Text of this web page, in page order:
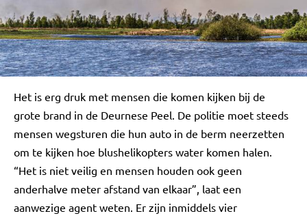
Het is erg druk met mensen die komen kijken bij de
grote brand in de Deurnese Peel. De politie moet steeds
mensen wegsturen die hun auto in de berm neerzetten
om te kijken hoe blushelikopters water komen halen.
“Het is niet veilig en mensen houden ook geen
anderhalve meter afstand van elkaar”, laat een
aanwezige agent weten. Er zijn inmiddels vier